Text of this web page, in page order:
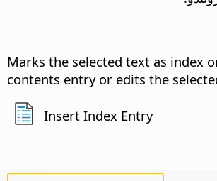
Marks the selected text as index
contents entry or edits the
Insert Index Entry